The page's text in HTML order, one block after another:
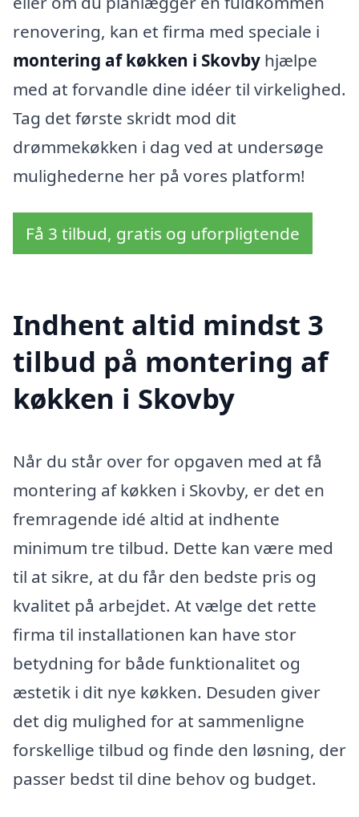
renovering, kan et firma med speciale i
montering af køkken i Skovby hjælpe
med at forvandle dine idéer til virkelighed.
Tag det første skridt mod dit
drømmekøkken i dag ved at undersøge
mulighederne her på vores platform!
Få 3 tilbud, gratis og uforpligtende
Indhent altid mindst 3
tilbud på montering af
køkken i Skovby
Når du står over for opgaven med at få
montering af køkken i Skovby, er det en
fremragende idé altid at indhente
minimum tre tilbud. Dette kan være med
til at sikre, at du får den bedste pris og
kvalitet på arbejdet. At vælge det rette
firma til installationen kan have stor
betydning for både funktionalitet og
æstetik i dit nye køkken. Desuden giver
det dig mulighed for at sammenligne
forskellige tilbud og finde den løsning, der
passer bedst til dine behov og budget.